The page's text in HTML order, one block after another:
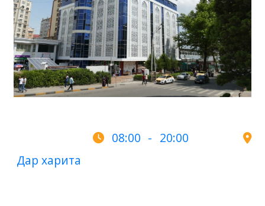
08:00 - 20:00
Дар харита